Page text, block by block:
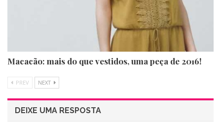
Macacão: mais do que vestidos, uma peça de 2016!
PREV NEXT
DEIXE UMA RESPOSTA